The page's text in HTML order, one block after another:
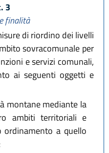
3
finalità
di riordino dei livelli
sovracomunale per
e servizi comunali,
ai seguenti oggetti e
montane mediante la
ambiti territoriali e
ordinamento a quello